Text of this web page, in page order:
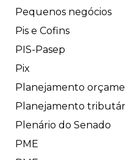
Pequenos negócios
Pis e Cofins
PIS-Pasep
Pix
Planejamento
Planejamento
Plenário do Senado
PME